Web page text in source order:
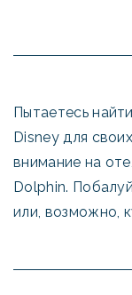
Пытаетесь
Disney для
внимание на
Dolphin.
или, возможно,